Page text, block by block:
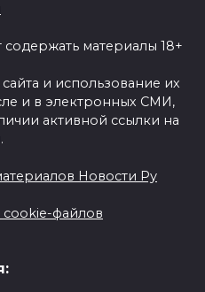
материалы 18+
и использование их
и в электронных СМИ,
активной ссылки на
Новости Ру
cookie-файлов